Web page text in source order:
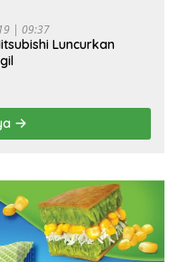
| 09:37
Luncurkan